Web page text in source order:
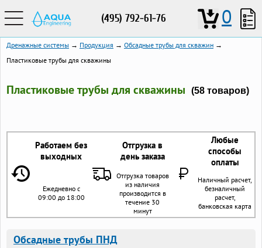
(495) 792-61-76 0
Дренажные системы → Продукция → Обсадные трубы для скважин →
Пластиковые трубы для скважины
Пластиковые трубы для скважины (58 товаров)
Работаем без
выходных
Отгрузка в
день заказа
Любые
способы
оплаты
Ежедневно с
09:00 до 18:00
Отгрузка товаров
из наличия
производится в
течение 30
минут
Наличный расчет,
безналичный
расчет,
банковская карта
Обсадные трубы ПНД